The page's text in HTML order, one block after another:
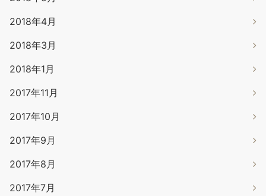
2018年4月
2018年3月
2018年1月
2017年11月
2017年10月
2017年9月
2017年8月
2017年7月